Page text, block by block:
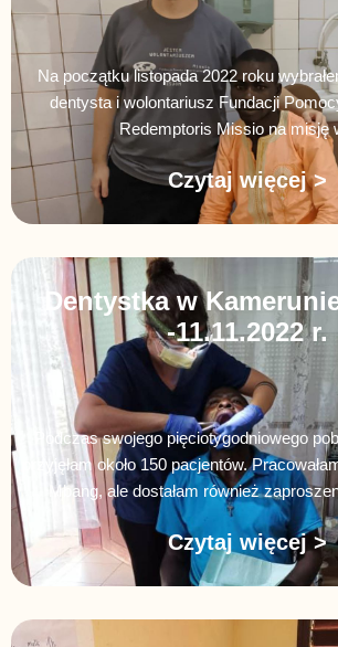
Na początku listopada 2022 roku
dentysta i wolontariusz Fundacji
Redemptoris Missio na misję
Czytaj więcej >
Dentystka w
-11.11.2022 r.
Podczas swojego pięciotygodniowego
przyjęłam około 150 pacjentów.
Mbang, ale dostałam również
Czytaj więcej >